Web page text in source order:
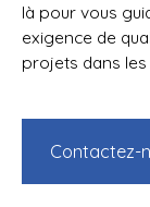
là pour vous
exigence de
projets dans
Contactez-